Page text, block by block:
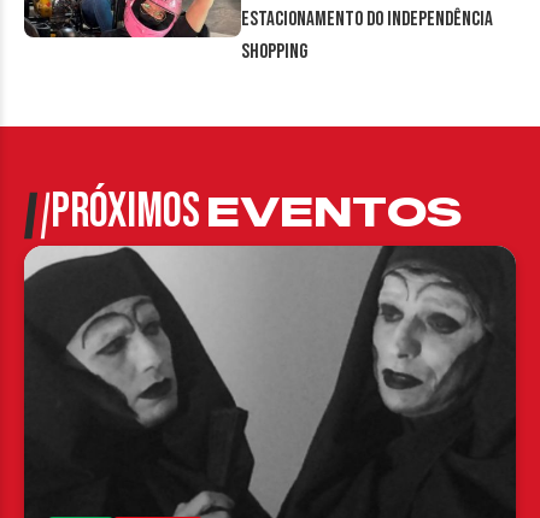
estacionamento do Independência
Shopping
PRÓXIMOSEVENTOS